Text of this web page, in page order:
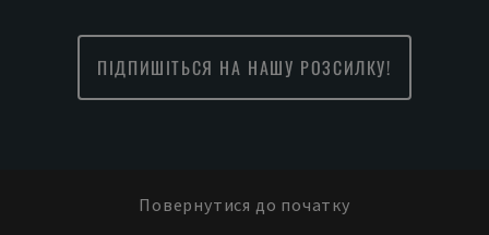
ПІДПИШІТЬСЯ НА НАШУ РОЗСИЛКУ!
Повернутися до початку